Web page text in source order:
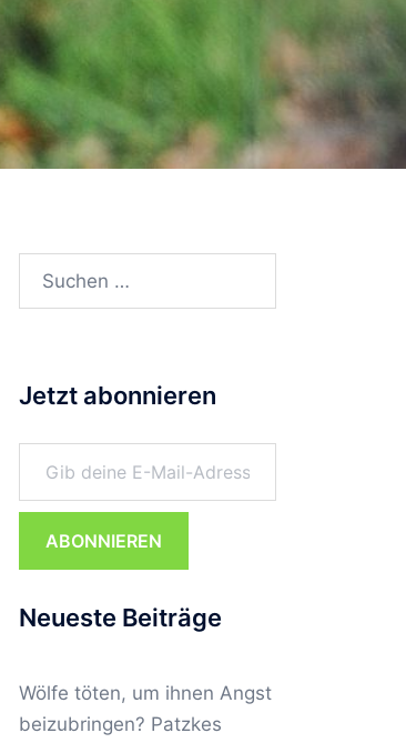
Suchen
Jetzt abonnieren
Gib deine E-Mail-Adresse ein ...
ABONNIEREN
Neueste Beiträge
Wölfe töten, um ihnen Angst
beizubringen? Patzkes